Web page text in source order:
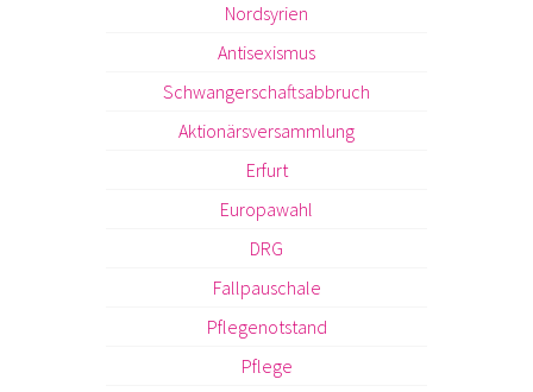
Nordsyrien
Antisexismus
Schwangerschaftsabbruch
Aktionärsversammlung
Erfurt
Europawahl
DRG
Fallpauschale
Pflegenotstand
Pflege